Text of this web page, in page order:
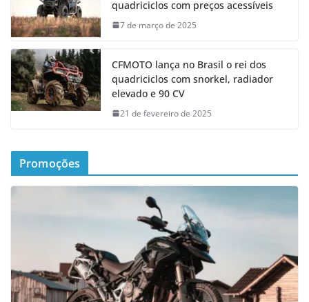
quadriciclos com preços acessíveis
7 de março de 2025
CFMOTO lança no Brasil o rei dos
quadriciclos com snorkel, radiador
elevado e 90 CV
21 de fevereiro de 2025
Promoções